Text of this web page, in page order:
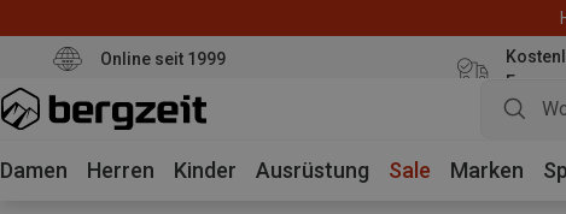
Online seit 1999
Euro
Damen Herren Kinder Ausrüstung Sale Marken